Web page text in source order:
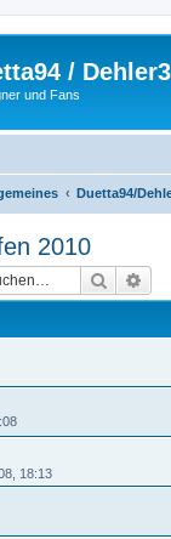
/
und Fans
Duetta94/
2010
Suche
18:13